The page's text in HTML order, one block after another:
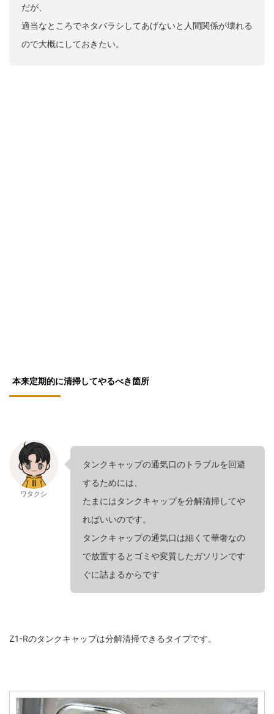
だが、
適当なところでネタバラシしてあげないと人間関係が壊れる
ので大概にしておきたい。
本来定期的に清掃してやるべき箇所
ワタクシ
タンクキャップの通気口のトラブルを回避
するためには、
たまにはタンクキャップを分解清掃してや
ればいいのです。
タンクキャップの通気口は細くて華奢なの
で放置するとゴミや変質したガソリンです
ぐに詰まるからです
Z1-Rのタンクキャップは分解清掃できるタイプです。